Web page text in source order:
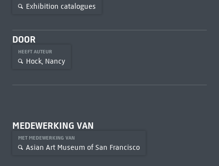
Exhibition catalogues
DOOR
HEEFT AUTEUR
Hock, Nancy
MEDEWERKING VAN
MET MEDEWERKING VAN
Asian Art Museum of San Francisco